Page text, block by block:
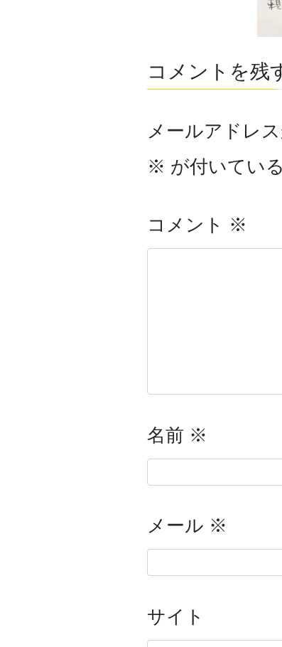
コメントを残
メールアドレ
※ が付いてい
コメント ※
名前 ※
メール ※
サイト